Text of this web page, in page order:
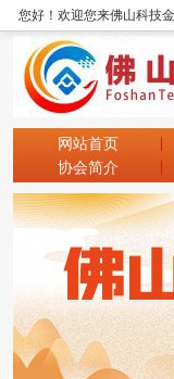
您好！欢迎您来佛山科技金
网站首页
协会简介